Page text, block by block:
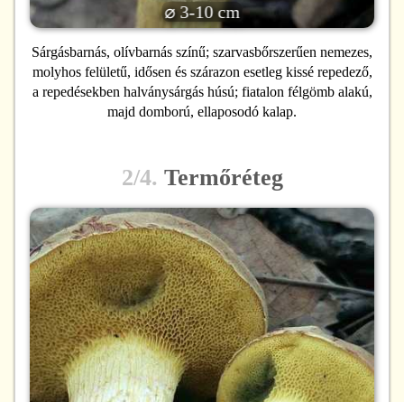
Sárgásbarnás, olívbarnás színű; szarvasbőrszerűen nemezes,
molyhos felületű, idősen és szárazon esetleg kissé repedező,
a repedésekben halványsárgás húsú; fiatalon félgömb alakú,
majd domború, ellaposodó kalap.
⌀ 3-10 cm
2/4. Termőréteg